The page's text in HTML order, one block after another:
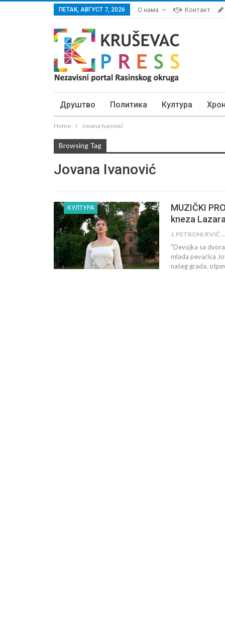
ПЕТАК, АВГУСТ 7, 2026 О нама Контакт
Друштво Политика Култура
Home Jovana Ivanović
Browsing Tag
Jovana Ivanović
КУЛТУРА
MUZIČKI
kneza
J. PETRONIJEVIĆ
"Devojka sa
mlada pevačica
našeg grada,